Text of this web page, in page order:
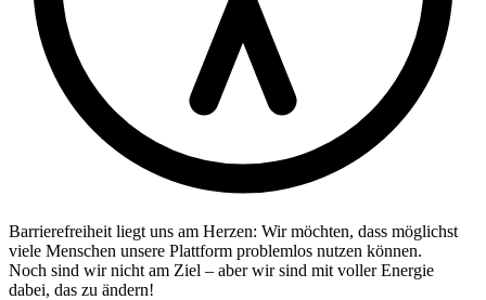
Barrierefreiheit liegt uns am Herzen: Wir möchten, dass möglichst
viele Menschen unsere Plattform problemlos nutzen können.
Noch sind wir nicht am Ziel – aber wir sind mit voller Energie
dabei, das zu ändern!